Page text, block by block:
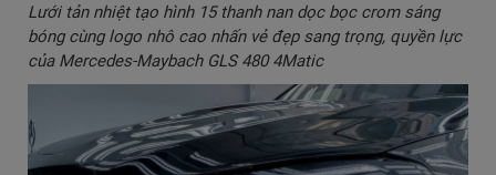
Lưới tản nhiệt tạo hình 15 thanh nan dọc bọc crom sáng
bóng cùng logo nhô cao nhấn vẻ đẹp sang trọng, quyền lực
của Mercedes-Maybach GLS 480 4Matic